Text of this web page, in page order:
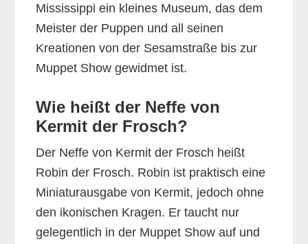
Mississippi ein kleines Museum, das dem
Meister der Puppen und all seinen
Kreationen von der Sesamstraße bis zur
Muppet Show gewidmet ist.
Wie heißt der Neffe von
Kermit der Frosch?
Der Neffe von Kermit der Frosch heißt
Robin der Frosch. Robin ist praktisch eine
Miniaturausgabe von Kermit, jedoch ohne
den ikonischen Kragen. Er taucht nur
gelegentlich in der Muppet Show auf und